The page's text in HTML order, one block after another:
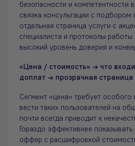
безопасности и компетентности
связка консультации с подбором
отдельная страница услуги с
специалиста и протоколы
высокий уровень доверия и
«Цена / стоимость» → что
доплат → прозрачная
Сегмент «цена» требует
вести таких пользователей на
почти всегда приводит к
Гораздо эффективнее
оффер с расшифровкой